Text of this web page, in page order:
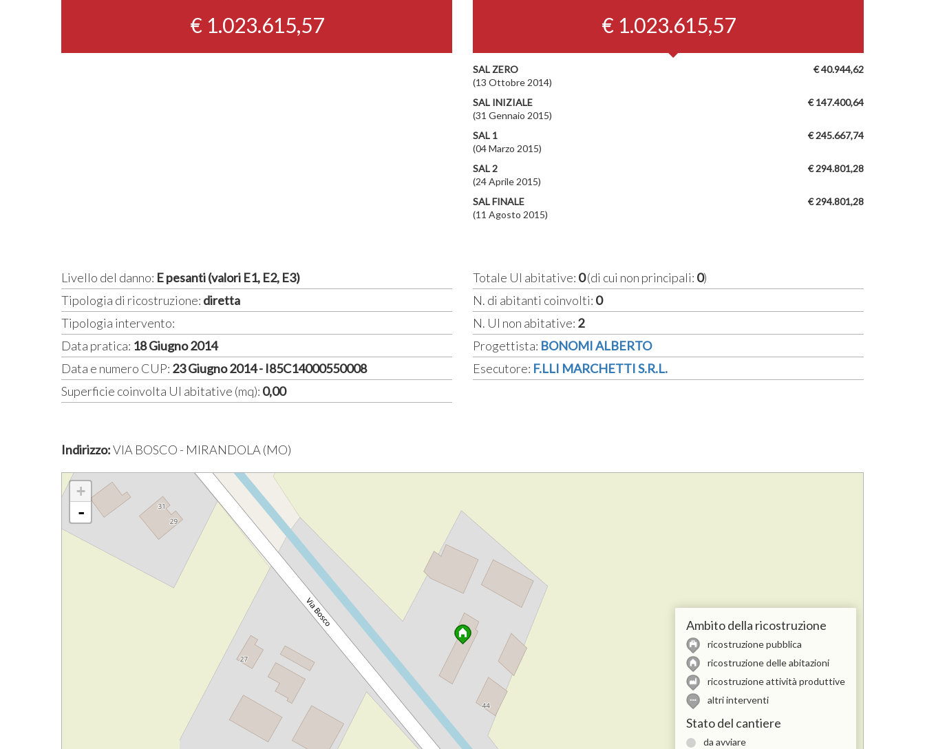
€ 1.023.615,57 € 1.023.615,57
€ 40.944,62
SAL ZERO
(13 Ottobre 2014)
€ 147.400,64
SAL INIZIALE
(31 Gennaio 2015)
€ 245.667,74
SAL 1
(04 Marzo 2015)
€ 294.801,28
SAL 2
(24 Aprile 2015)
€ 294.801,28
SAL FINALE
(11 Agosto 2015)
Livello del danno: E pesanti (valori E1, E2, E3)
Tipologia di ricostruzione: diretta
Tipologia intervento:
Data pratica: 18 Giugno 2014
Data e numero CUP: 23 Giugno 2014 - I85C14000550008
Superficie coinvolta UI abitative (mq): 0,00
Totale UI abitative: 0(di cui non principali: 0)
N. di abitanti coinvolti: 0
N. UI non abitative: 2
Progettista: BONOMI ALBERTO
Esecutore: F.LLI MARCHETTI S.R.L.
Indirizzo:VIA BOSCO - MIRANDOLA (MO)
+
-
Ambito della ricostruzione
ricostruzione pubblica
ricostruzione delle abitazioni
ricostruzione attività produttive
altri interventi
Stato del cantiere
da avviare